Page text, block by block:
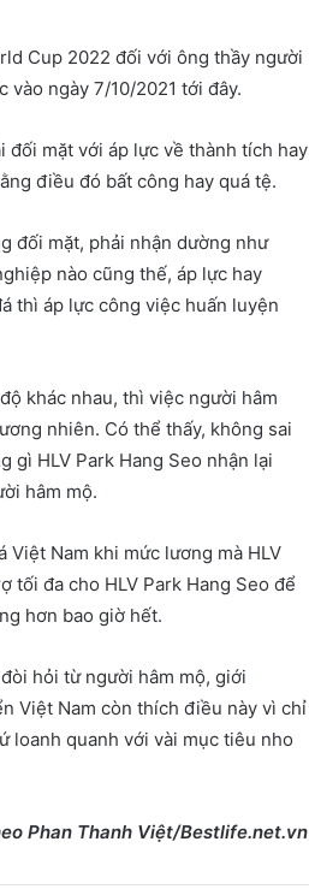
Cup 2022 đối với ông thầy người
vào ngày 7/10/2021 tới đây.
đối mặt với áp lực về thành tích hay
điều đó bất công hay quá tệ.
đối mặt, phải nhận dường như
nào cũng thế, áp lực hay
thì áp lực công việc huấn luyện
khác nhau, thì việc người hâm
nhiên. Có thể thấy, không sai
gì HLV Park Hang Seo nhận lại
hâm mộ.
Nam khi mức lương mà HLV
tối đa cho HLV Park Hang Seo để
hơn bao giờ hết.
hỏi từ người hâm mộ, giới
Việt Nam còn thích điều này vì chỉ
loanh quanh với vài mục tiêu nho
Phan Thanh Việt/Bestlife.net.vn